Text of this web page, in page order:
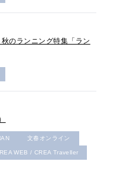
のランニング特集「ラン
文春オンライン
WEB / CREA Traveller